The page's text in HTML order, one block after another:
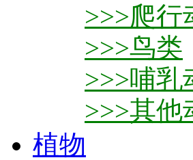
>>>爬行
>>>鸟类
>>>哺乳
>>>其他
植物